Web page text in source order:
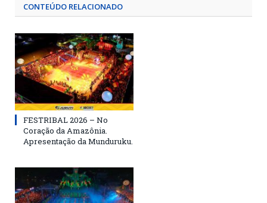
CONTEÚDO RELACIONADO
FESTRIBAL 2026 – No
Coração da Amazônia.
Apresentação da Munduruku.